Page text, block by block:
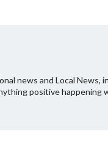
news and Local News,
positive happening